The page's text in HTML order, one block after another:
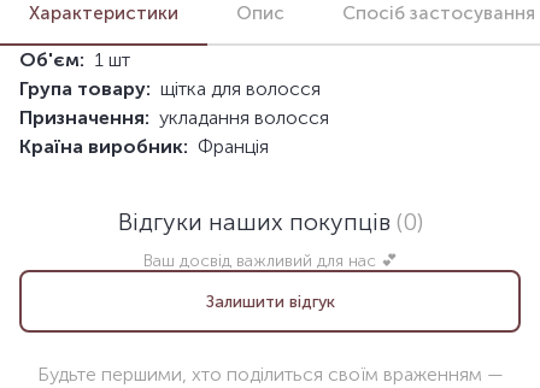
Характеристики Опис Спосіб застосування
Об'єм: 1 шт
Група товару: щітка для волосся
Призначення: укладання волосся
Країна виробник: Франція
Відгуки наших покупців (0)
Ваш досвід важливий для нас 💕
Залишити відгук
Будьте першими, хто поділиться своїм враженням —